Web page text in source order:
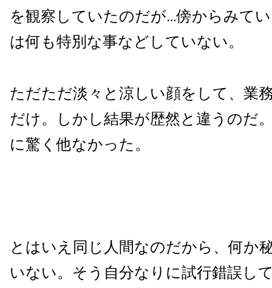
を観察していたのだが…傍からみて
は何も特別な事などしていない。
ただただ淡々と涼しい顔をして、業
だけ。しかし結果が歴然と違うのだ
に驚く他なかった。
とはいえ同じ人間なのだから、何か
いない。そう自分なりに試行錯誤し